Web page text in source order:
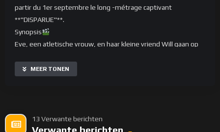
partir du 1er septembre le long -métrage captivant
**"DISPARUE"**.
Synopsis
Eve, een atletische vrouw, en haar kleine vriend Will gaan op
vrije natuur.
Chris en Max gaan op onderzoek uit.
Hun zoektocht wordt moeilijker als ze aankomen in een dorp
MEER TONEN
13 Verwante berichten